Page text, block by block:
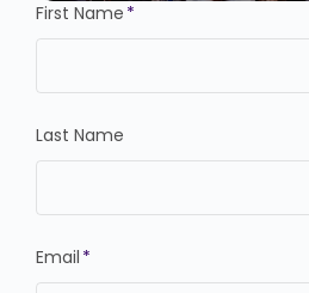
First Name *
Last Name
Email *